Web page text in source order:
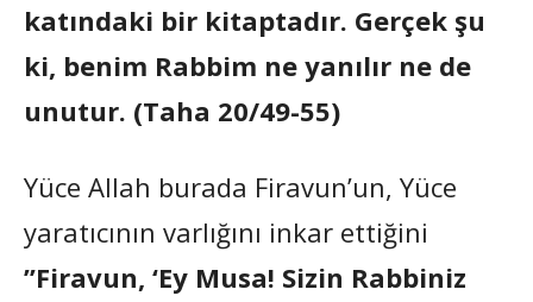
katındaki bir kitaptadır. Gerçek şu
ki, benim Rabbim ne yanılır ne de
unutur. (Taha 20/49-55)
Yüce Allah burada Firavun’un, Yüce
yaratıcının varlığını inkar ettiğini
”Firavun, ‘Ey Musa! Sizin Rabbiniz